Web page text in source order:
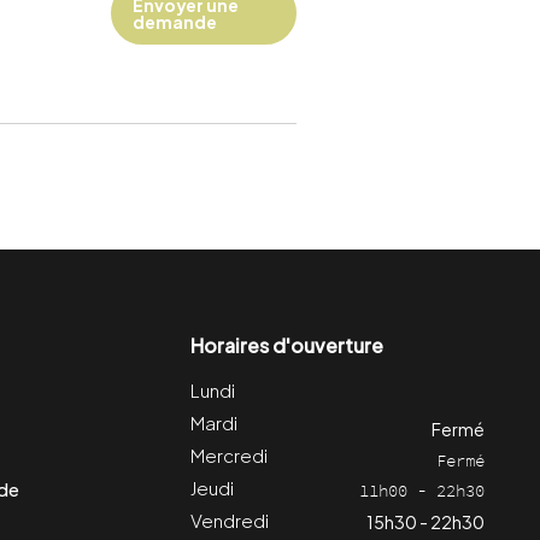
demande
Horaires d'ouverture
Fermé
Fermé
11h00 - 22h30
15h30 - 22h30
Lundi
Mardi
Mercredi
Jeudi
Vendredi